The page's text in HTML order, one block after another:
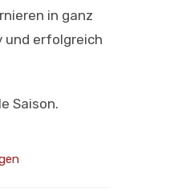
in ganz
und erfolgreich
Saison.